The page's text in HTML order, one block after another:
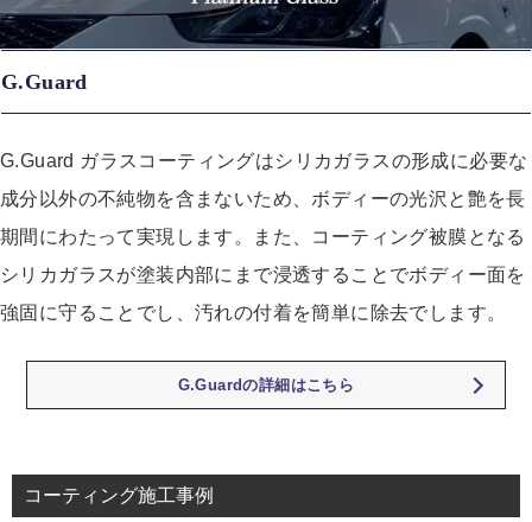
G.Guard
G.Guard ガラスコーティングはシリカガラスの形成に必要な
成分以外の不純物を含まないため、ボディーの光沢と艶を長
期間にわたって実現します。また、コーティング被膜となる
シリカガラスが塗装内部にまで浸透することでボディー面を
強固に守ることでし、汚れの付着を簡単に除去でします。
G.Guardの詳細はこちら
コーティング施工事例